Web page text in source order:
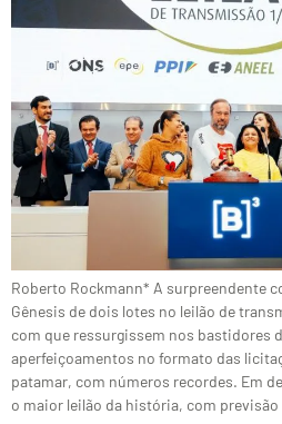
Roberto Rockmann* A surpreendente
Gênesis de dois lotes no leilão de
com que ressurgissem nos bastidores
aperfeiçoamentos no formato das
patamar, com números recordes. Em
o maior leilão da história, com